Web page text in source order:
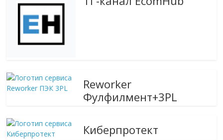
Reworker
Фулфилмент+3PL
Киберпротект